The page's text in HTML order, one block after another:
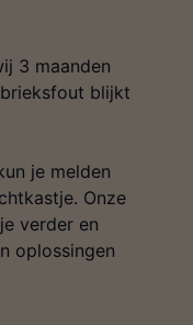
3 maanden
blijkt
je melden
Onze
verder en
oplossingen